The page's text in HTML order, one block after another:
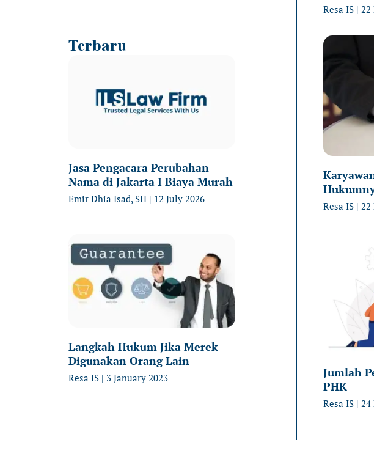
Terbaru
Jasa Pengacara Perubahan
Nama di Jakarta I Biaya Murah
Emir Dhia Isad, SH 12 July 2026
Langkah Hukum Jika Merek
Digunakan Orang Lain
Resa IS 3 January 2023
Resa IS 22
Resa IS 22
Jumlah
PHK
Resa IS 24